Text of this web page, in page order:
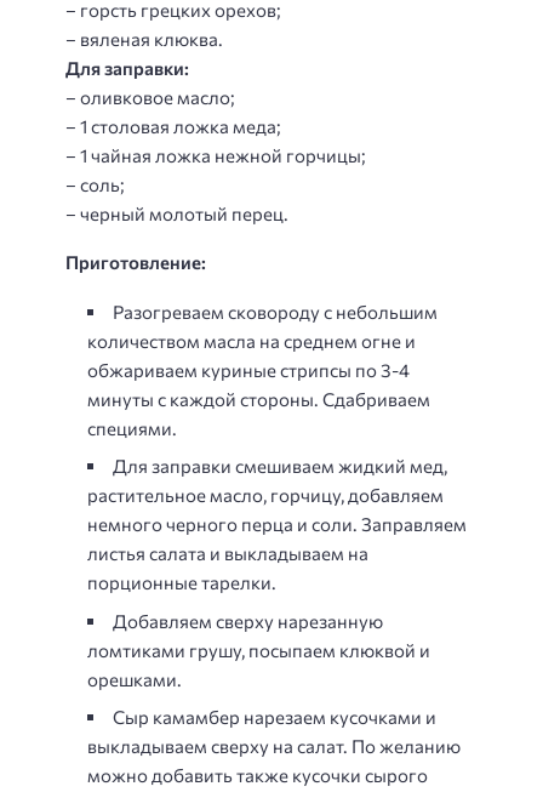
– горсть грецких орехов;
– вяленая клюква.
Для заправки:
– оливковое масло;
– 1 столовая ложка меда;
– 1 чайная ложка нежной горчицы;
– соль;
– черный молотый перец.
Приготовление:
Разогреваем сковороду с небольшим
количеством масла на среднем огне и
обжариваем куриные стрипсы по 3-4
минуты с каждой стороны. Сдабриваем
специями.
Для заправки смешиваем жидкий мед,
растительное масло, горчицу, добавляем
немного черного перца и соли. Заправляем
листья салата и выкладываем на
порционные тарелки.
Добавляем сверху нарезанную
ломтиками грушу, посыпаем клюквой и
орешками.
Сыр камамбер нарезаем кусочками и
выкладываем сверху на салат. По желанию
можно добавить также кусочки сырого